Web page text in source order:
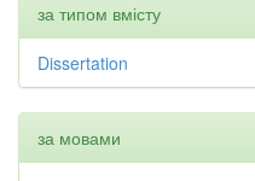
за типом вмісту
Dissertation
за мовами